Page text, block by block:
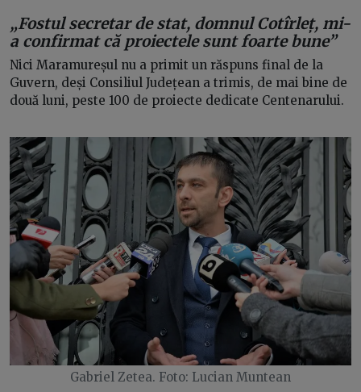
„Fostul secretar de stat, domnul Cotîrleț, mi-
a confirmat că proiectele sunt foarte bune”
Nici Maramureșul nu a primit un răspuns final de la
Guvern, deși Consiliul Județean a trimis, de mai bine de
două luni, peste 100 de proiecte dedicate Centenarului.
Gabriel Zetea. Foto: Lucian Muntean